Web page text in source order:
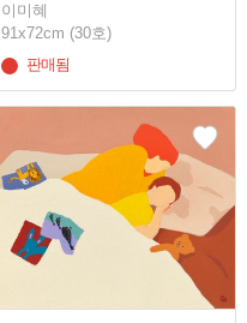
이미혜
91x72cm (30호)
판매됨